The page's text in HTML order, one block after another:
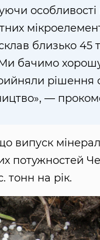
особливості
близько 45
бачимо
рішення
—
випуск
потужностей
тонн на рік.